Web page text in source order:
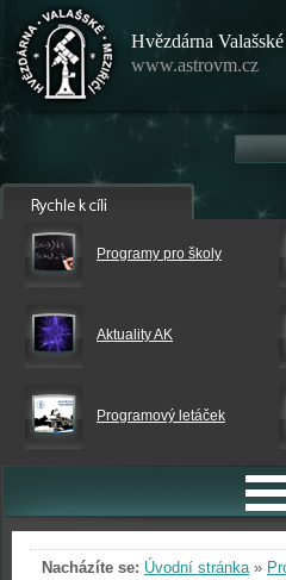
Hvězdárna
www.astrovm.cz
Programy pro školy
Aktuality AK
Programový letáček
Nacházíte se: Úvodní stránka»